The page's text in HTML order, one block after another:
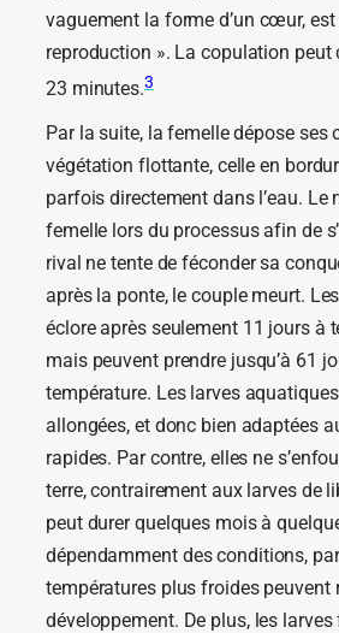
vaguement la forme d’un cœur, est
reproduction ». La copulation peut
23 minutes.3
Par la suite, la femelle dépose
végétation flottante, celle en
parfois directement dans l’eau. Le
femelle lors du processus afin de
rival ne tente de féconder sa
après la ponte, le couple meurt.
éclore après seulement 11 jours à
mais peuvent prendre jusqu’à 61
température. Les larves
allongées, et donc bien adaptées
rapides. Par contre, elles ne
terre, contrairement aux larves de
peut durer quelques mois à
dépendamment des conditions,
températures plus froides peuvent
développement. De plus, les